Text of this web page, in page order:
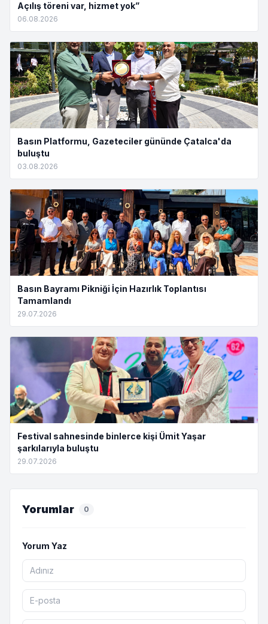
Açılış töreni var, hizmet yok”
06.08.2026
Basın Platformu, Gazeteciler gününde Çatalca'da
buluştu
03.08.2026
Basın Bayramı Pikniği İçin Hazırlık Toplantısı
Tamamlandı
29.07.2026
Festival sahnesinde binlerce kişi Ümit Yaşar
şarkılarıyla buluştu
29.07.2026
Yorumlar 0
Yorum Yaz